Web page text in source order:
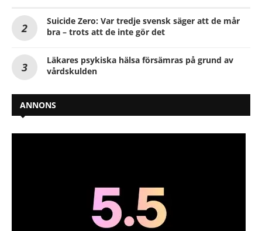
Suicide Zero: Var tredje svensk säger att de mår
bra – trots att de inte gör det
Läkares psykiska hälsa försämras på grund av
vårdskulden
ANNONS